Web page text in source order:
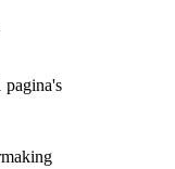
pagina's